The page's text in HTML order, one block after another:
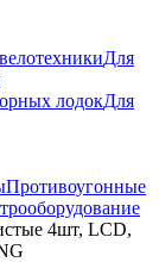
Для
лодокДля
Противоугонные
4шт, LCD,